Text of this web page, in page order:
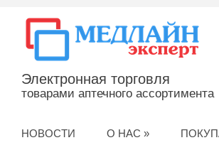
Электронная торговля
товарами аптечного ассортимента
НОВОСТИ О НАС »